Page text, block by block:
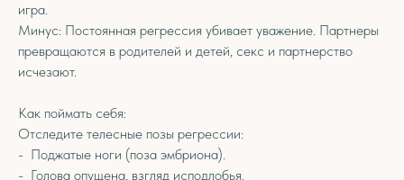
игра.
Минус: Постоянная регрессия убивает уважение. Партнеры
превращаются в родителей и детей, секс и партнерство
исчезают.
Как поймать себя:
Отследите телесные позы регрессии:
- Поджатые ноги (поза эмбриона).
- Голова опущена, взгляд исподлобья.